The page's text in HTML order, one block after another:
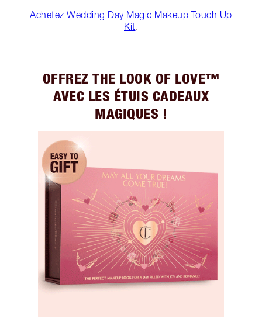
Achetez Wedding Day Magic Makeup Touch Up
Kit.
OFFREZ THE LOOK OF LOVE™
AVEC LES ÉTUIS CADEAUX
MAGIQUES !